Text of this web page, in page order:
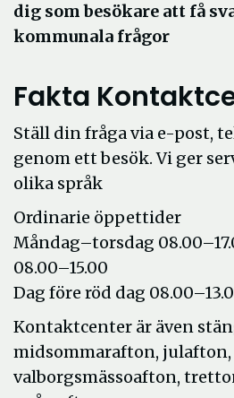
dig som besökare att få
kommunala frågor
Fakta
Ställ din fråga via e-post,
genom ett besök. Vi ger
olika språk
Ordinarie öppettider
Måndag–torsdag
08.00–15.00
Dag före röd dag
Kontaktcenter är även
midsommarafton, julafton,
valborgsmässoafton,